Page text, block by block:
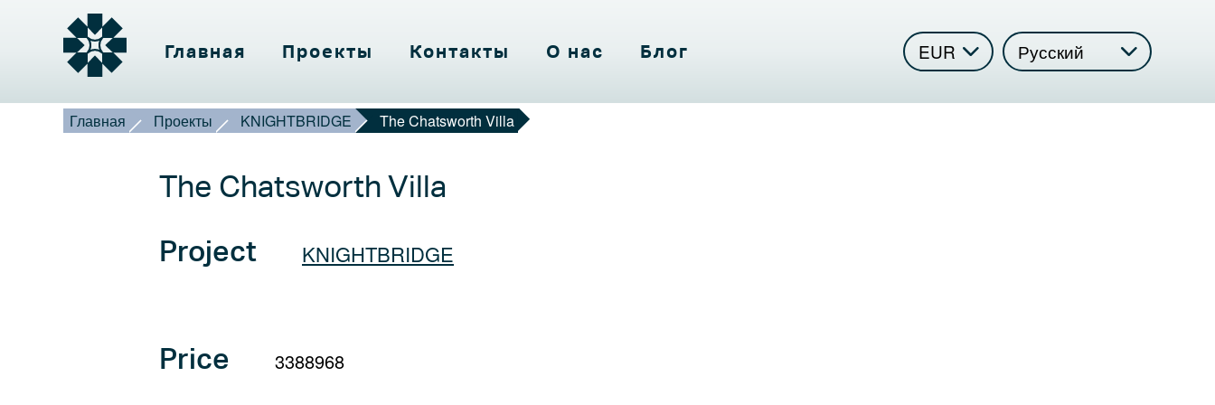
Main
navigation
Главная Проекты Контакты О нас Блог
Select
your
Main
КОНТАКТЫ
Строка
навигации
Главная Проекты KNIGHTBRIDGE The Chatsworth Villa
The Chatsworth Villa
Project KNIGHTBRIDGE
Price 3388968